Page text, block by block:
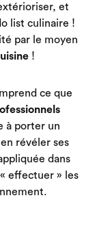
et
list culinaire !
par le moyen
!
ce que
à porter un
révéler ses
dans
effectuer » les